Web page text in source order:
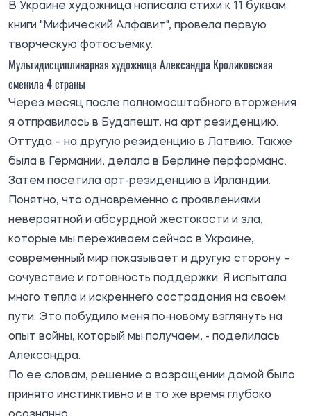
В Украине художница написала стихи к 11 буквам
книги "Мифический Алфавит", провела первую
творческую фотосъемку.
Мультидисциплинарная художница Александра Кроликовская
сменила 4 страны
Через месяц после полномасштабного вторжения
я отправилась в Будапешт, на арт резиденцию.
Оттуда – на другую резиденцию в Латвию. Также
была в Германии, делала в Берлине перформанс.
Затем посетила арт-резиденцию в Ирландии.
Понятно, что одновременно с проявлениями
невероятной и абсурдной жестокости и зла,
которые мы переживаем сейчас в Украине,
современный мир показывает и другую сторону –
сочувствие и готовность поддержки. Я испытала
много тепла и искреннего сострадания на своем
пути. Это побудило меня по-новому взглянуть на
опыт войны, который мы получаем, - поделилась
Александра.
По ее словам, решение о возращении домой было
принято инстинктивно и в то же время глубоко